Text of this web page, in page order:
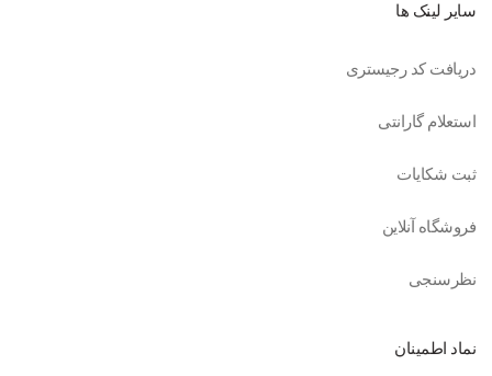
سایر لینک ها
دریافت کد رجیستری
استعلام گارانتی
ثبت شکایات
فروشگاه آنلاین
نظرسنجی
نماد اطمینان